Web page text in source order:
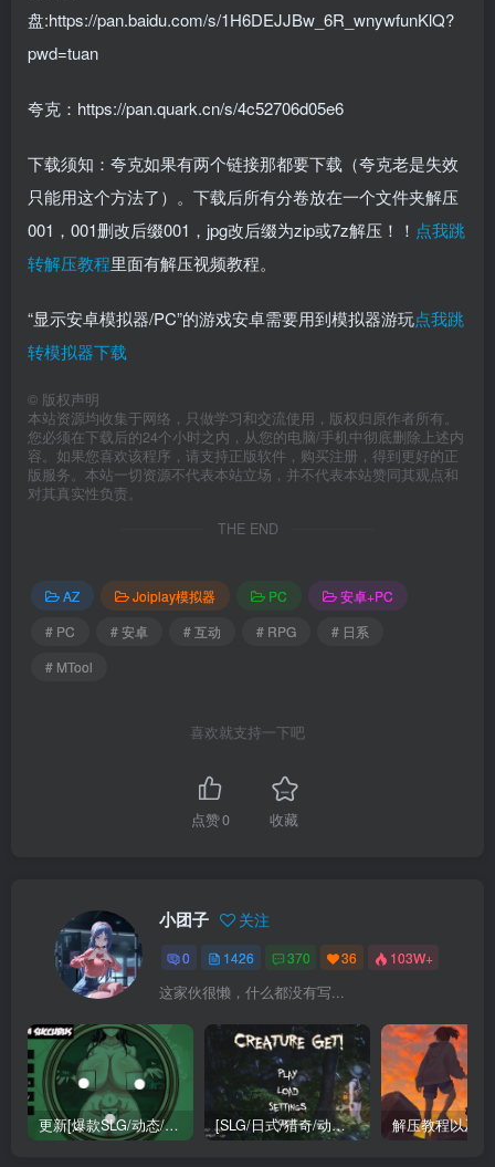
盘:https://pan.baidu.com/s/1H6DEJJBw_6R_wnywfunKlQ?
pwd=tuan
夸克：https://pan.quark.cn/s/4c52706d05e6
下载须知：夸克如果有两个链接那都要下载（夸克老是失效
只能用这个方法了）。下载后所有分卷放在一个文件夹解压
001，001删改后缀001，jpg改后缀为zip或7z解压！！ 点我跳
转解压教程里面有解压视频教程。
“显示安卓模拟器/PC”的游戏安卓需要用到模拟器游玩点我跳
转模拟器下载
© 版权声明
本站资源均收集于网络，只做学习和交流使用，版权归原作者所有。
您必须在下载后的24个小时之内，从您的电脑/手机中彻底删除上述内
容。如果您喜欢该程序，请支持正版软件，购买注册，得到更好的正
版服务。本站一切资源不代表本站立场，并不代表本站赞同其观点和
对其真实性负责。
THE END
AZ Joiplay模拟器 PC
安卓+PC
# PC
# 安卓 # 互动 # RPG
# 日系
# MTool
喜欢就支持一下吧
点赞0 收藏
小团子 关注
0 1426 370 36 103W+
这家伙很懒，什么都没有写...
更新[爆款SLG/动态/互动/巨乳] 不是魅魔/H版寻找伪人（Not a Succubus）Ch.2 v1.1 精翻汉化步兵 【安卓/PC-3.25G】 [SLG/日式/猎奇/动态] 异种注意：捕获未知生物！（Creature Get! ）精翻汉化步兵版 【安卓/PC-1.74G】 解压教程以及